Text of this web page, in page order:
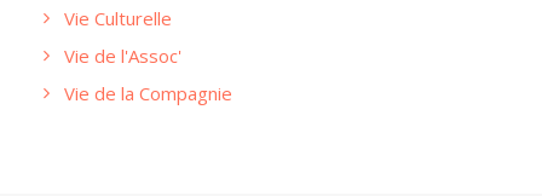
Vie Culturelle
Vie de l'Assoc'
Vie de la Compagnie